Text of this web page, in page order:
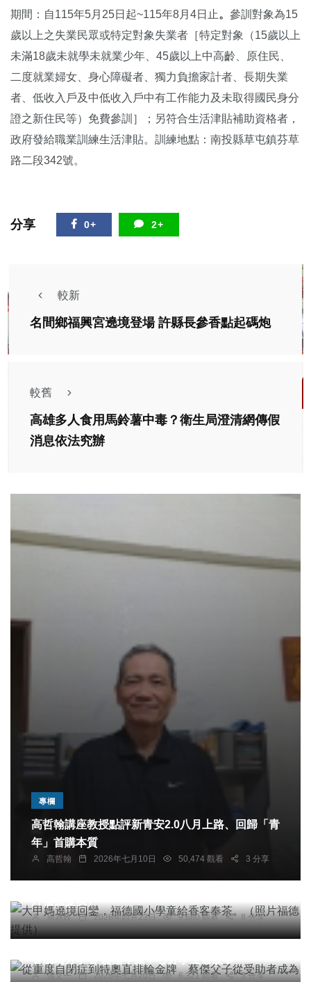
期間：自115年5月25日起~115年8月4日止。 參訓對象為15
歲以上之失業民眾或特定對象失業者［特定對象（15歲以上
未滿18歲未就學未就業少年、45歲以上中高齡、原住民、
二度就業婦女、身心障礙者、獨力負擔家計者、長期失業
者、低收入戶及中低收入戶中有工作能力及未取得國民身分
證之新住民等）免費參訓］；另符合生活津貼補助資格者，
政府發給職業訓練生活津貼。訓練地點：南投縣草屯鎮芬草
路二段342號。
分享 0+ 2+
較新
名間鄉福興宮遶境登場 許縣長參香點起碼炮
較舊
高雄多人食用馬鈴薯中毒？衛生局澄清網傳假
消息依法究辦
專欄
高哲翰講座教授點評新青安2.0八月上路、回歸「青
年」首購本質
高哲翰 2026年七月10日 50,474 觀看 3 分享
宗教
文教
大甲媽遶境回鑾，福德國小學童給香客奉茶。（照
周為政 2026年四月23日 9,680 觀看 8 分享
綜合新聞 健康
從重度自閉症到特奧直排輪金牌 蔡傑父子從受助
張文一 2026年七月20日 6,321 觀看 3 分享
綜合新聞 健康